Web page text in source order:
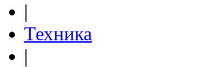
|
Техника
|